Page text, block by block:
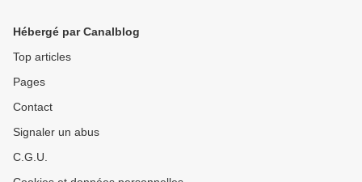
de ,
Hébergé par Canalblog
Top articles
Pages
Contact
Signaler un abus
C.G.U.